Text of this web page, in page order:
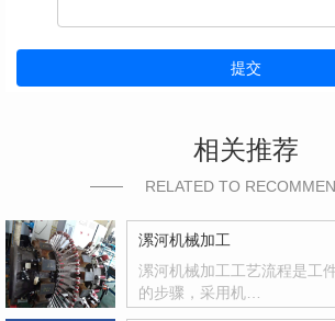
提交
相关推荐
RELATED TO
漯河机械加工
漯河机械加工工艺流程是工
的步骤，采用机…